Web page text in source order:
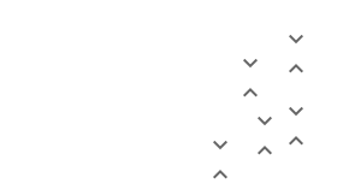









